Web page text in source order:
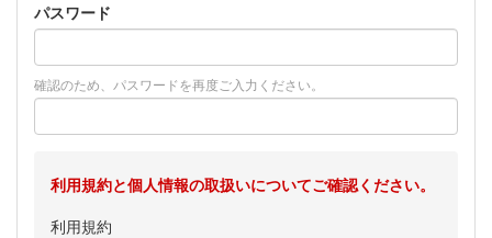
パスワード
確認のため、パスワードを再度ご入力ください。
利用規約と個人情報の取扱いについてご確認ください。
利用規約